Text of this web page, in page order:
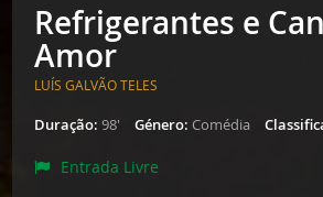
Refrigerantes e
Amor
LUÍS GALVÃO TELES
Duração:98' Género:Comédia
Entrada Livre